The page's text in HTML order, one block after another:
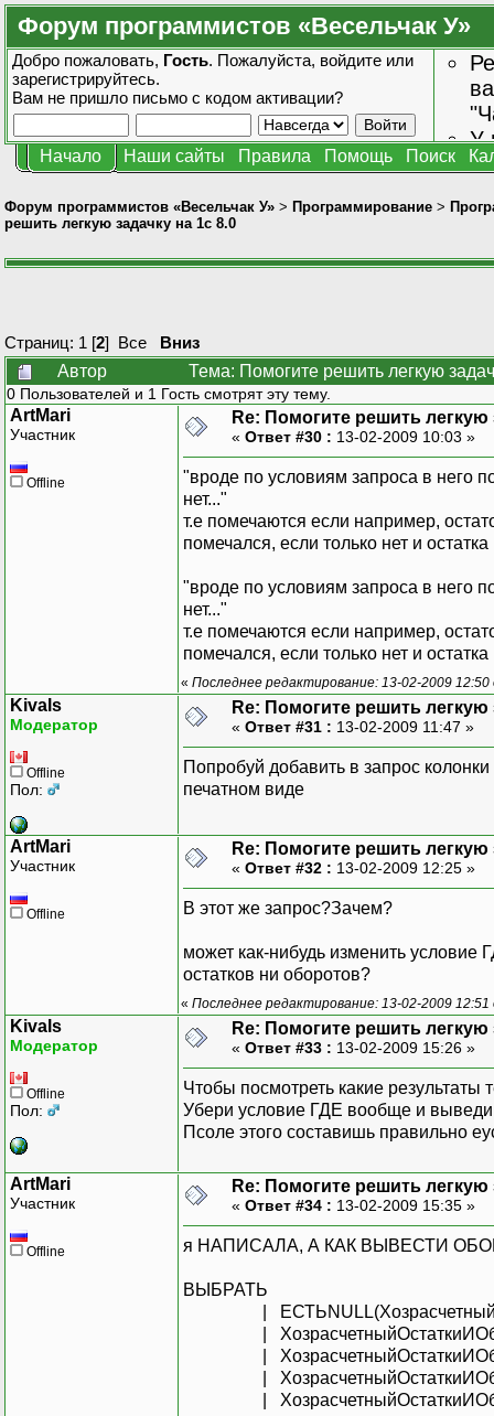
Форум программистов «Весельчак У»
Добро пожаловать, Гость. Пожалуйста, войдите или
зарегистрируйтесь.
Вам не пришло письмо с кодом активации?
У
Начало Наши сайты Правила Помощь Поиск
Форум программистов «Весельчак У» > Программирование >
решить легкую задачку на 1с 8.0
Страниц: 1 [2] Все
Вниз
Автор
Тема: Помогите решить легкую
0 Пользователей и 1 Гость смотрят эту тему.
ArtMari
Участник
Offline
Re: Помогите решить легкую
« Ответ #30 : 13-02-2009 10:03 »
"вроде по условиям запроса в него
нет..."
т.е помечаются если например,
помечался, если только нет и
"вроде по условиям запроса в него
нет..."
т.е помечаются если например,
помечался, если только нет и
« Последнее редактирование: 13-02-2009
Kivals
Модератор
Offline
Пол:
Re: Помогите решить легкую
« Ответ #31 : 13-02-2009 11:47 »
Попробуй добавить в запрос колонки
печатном виде
ArtMari
Участник
Offline
Re: Помогите решить легкую
« Ответ #32 : 13-02-2009 12:25 »
В этот же запрос?Зачем?
может как-нибудь изменить условие
остатков ни оборотов?
« Последнее редактирование: 13-02-2009
Kivals
Модератор
Offline
Пол:
Re: Помогите решить легкую
« Ответ #33 : 13-02-2009 15:26 »
Чтобы посмотреть какие результаты
Убери условие ГДЕ вообще и
Псоле этого составишь правильно
ArtMari
Участник
Offline
Re: Помогите решить легкую
« Ответ #34 : 13-02-2009 15:35 »
я НАПИСАЛА, А КАК ВЫВЕСТИ
ВЫБРАТЬ
|
|
|
|
|